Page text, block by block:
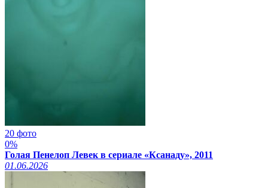
20 фото
0%
Голая Пенелоп Левек в сериале «Ксанаду», 2011
01.06.2026